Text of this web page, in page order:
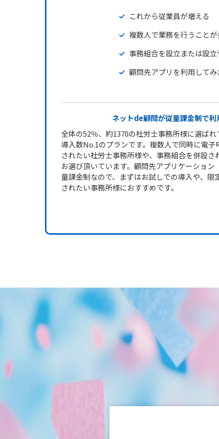
これから従業員が増える
複数人で業務を行うことが
事務組合を設立または設立
顧問先アプリを利用してみ
ネットde顧問が従量課金制で利
全体の52％、約1370の社労士事務所様に選ば
導入数No.1のプランです。複数人で同時に電
されたい社労士事務所様や、事務組合を併設さ
お選び頂いています。顧問先アプリケーション
量課金制なので、まずはお試しでの導入や、限
されたい事務所様におすすめです。